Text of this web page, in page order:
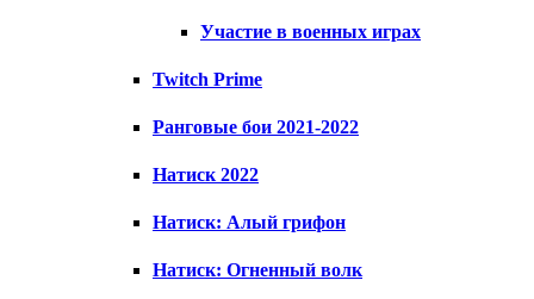
Участие в военных играх
Twitch Prime
Ранговые бои 2021-2022
Натиск 2022
Натиск: Алый грифон
Натиск: Огненный волк